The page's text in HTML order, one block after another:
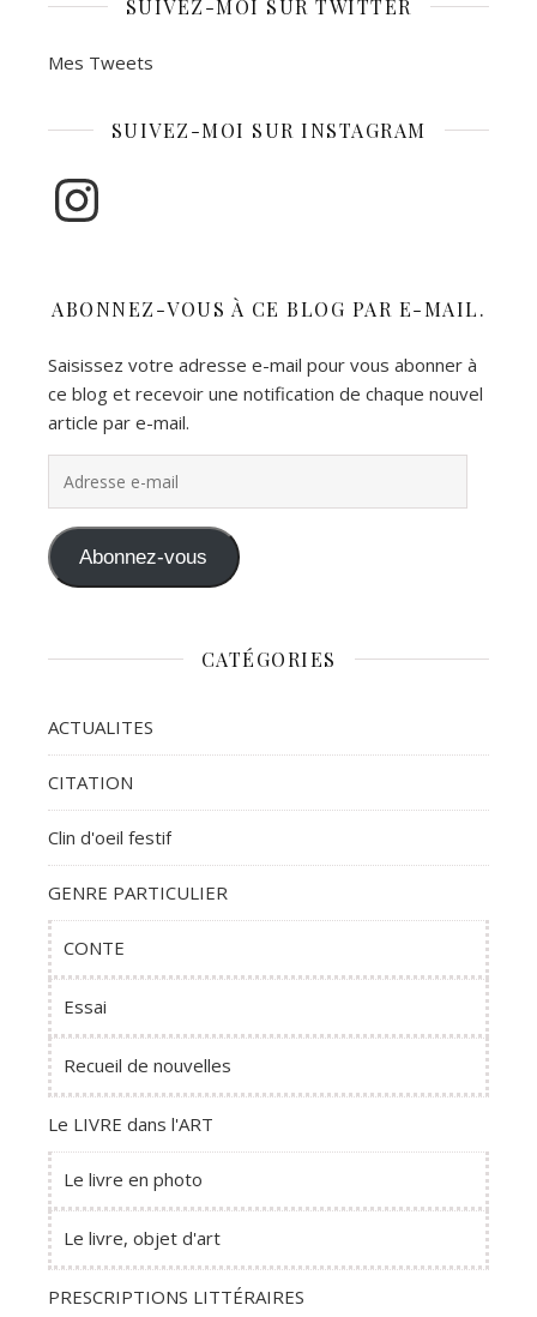
SUIVEZ-MOI SUR TWITTER
Mes Tweets
SUIVEZ-MOI SUR INSTAGRAM
Instagram
ABONNEZ-VOUS À CE BLOG PAR E-MAIL.
Saisissez votre adresse e-mail pour vous abonner à
ce blog et recevoir une notification de chaque nouvel
article par e-mail.
Abonnez-vous
CATÉGORIES
ACTUALITES
CITATION
Clin d'oeil festif
GENRE PARTICULIER
CONTE
Essai
Recueil de nouvelles
Le LIVRE dans l'ART
Le livre en photo
Le livre, objet d'art
PRESCRIPTIONS LITTÉRAIRES